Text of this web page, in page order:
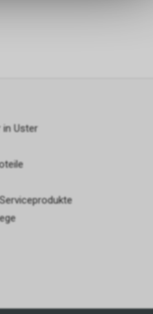
in Uster
sammeln, die den
anonym sein, wenn sie nur
ohne den Benutzer
Daten des
diese Werbeflächen zu
Benutzers im Geschäft,